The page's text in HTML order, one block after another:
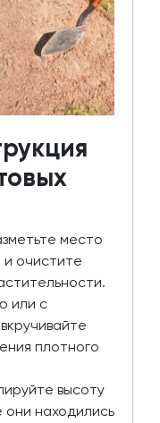
место
и очистите
или с
плотного
высоту
они находились